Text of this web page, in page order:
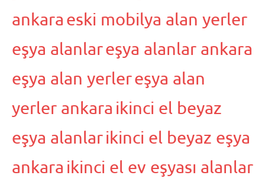
ankara eski mobilya alan yerler
eşya alanlareşya alanlar ankara
eşya alan yerlereşya alan
yerler ankara ikinci el beyaz
eşya alanlarikinci el beyaz eşya
ankara ikinci el ev eşyası alanlar